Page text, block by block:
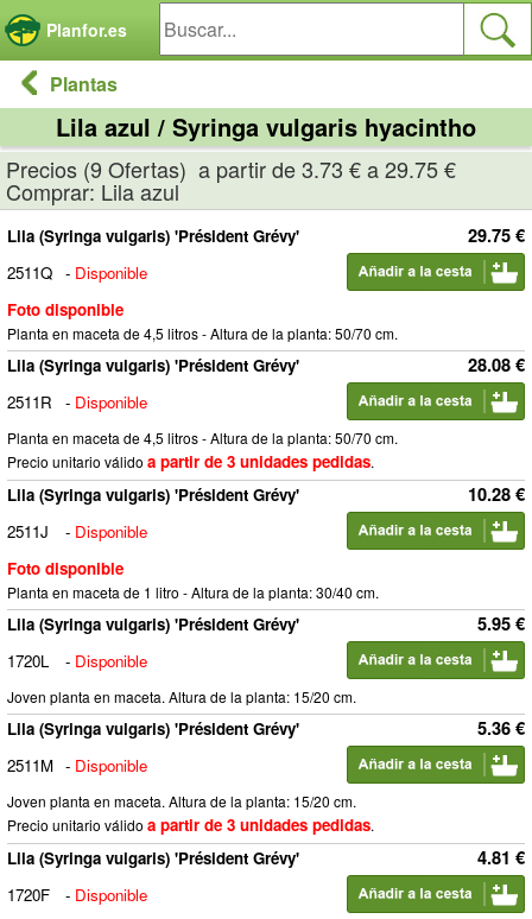
Planfor.es
Plantas
Lila azul / Syringa vulgaris hyacintho
Precios (9 Ofertas) a partir de 3.73 € a 29.75 €
Comprar: Lila azul
29.75 €
Lila (Syringa vulgaris) 'Président Grévy'
2511Q - Disponible
Foto disponible
Planta en maceta de 4,5 litros - Altura de la planta: 50/70 cm.
28.08 €
Lila (Syringa vulgaris) 'Président Grévy'
2511R
- Disponible
Planta en maceta de 4,5 litros - Altura de la planta: 50/70 cm.
Precio unitario válido a partir de 3 unidades pedidas.
10.28 €
Lila (Syringa vulgaris) 'Président Grévy'
2511J
- Disponible
Foto disponible
Planta en maceta de 1 litro - Altura de la planta: 30/40 cm.
5.95 €
Lila (Syringa vulgaris) 'Président Grévy'
1720L
- Disponible
Joven planta en maceta. Altura de la planta: 15/20 cm.
5.36 €
Lila (Syringa vulgaris) 'Président Grévy'
2511M - Disponible
Joven planta en maceta. Altura de la planta: 15/20 cm.
Precio unitario válido a partir de 3 unidades pedidas.
4.81 €
Lila (Syringa vulgaris) 'Président Grévy'
1720F
- Disponible
Panel de gestión de cookies